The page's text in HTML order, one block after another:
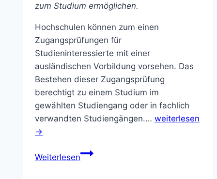
zum Studium ermöglichen.
Hochschulen können zum einen
Zugangsprüfungen für
Studieninteressierte mit einer
ausländischen Vorbildung vorsehen. Das
Bestehen dieser Zugangsprüfung
berechtigt zu einem Studium im
gewählten Studiengang oder in fachlich
verwandten Studiengängen.… weiterlesen
→
WeiterlesenBAS